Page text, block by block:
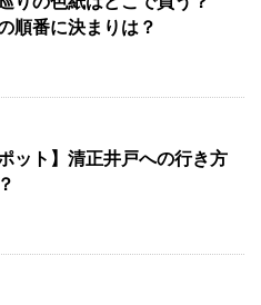
順番に決まりは？
ット】清正井戸への行き方